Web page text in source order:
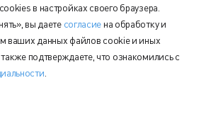
информацию (тема
из логов SmartApp;
отображение уведомления об
к интернету;
в настройках своего браузера.
вы даете согласие на обработку и
ваших данных файлов cookie и иных
подтверждаете, что ознакомились с